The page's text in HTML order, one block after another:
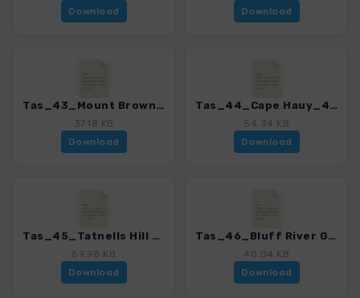
Download
Download
Tas_43_Mount Brown - Crescent Bay_4368_2.gpx
37.18 KB
Download
Tas_44_Cape Hauy_4368_2.gpx
54.34 KB
Download
Tas_45_Tatnells Hill - Clemes Peak_4368_2.gpx
59.98 KB
Download
Tas_46_Bluff River Gorge_4368_2.gpx
40.04 KB
Download